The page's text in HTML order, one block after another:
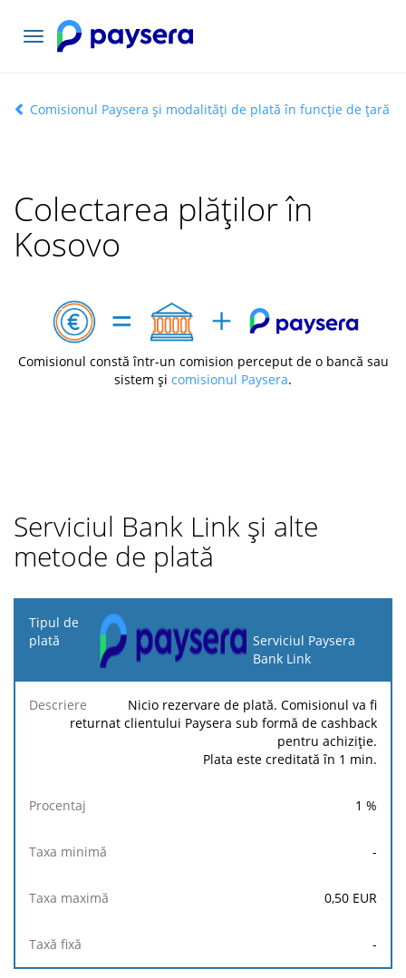
Comutați
navigarea
Comisionul Paysera și modalități de plată în funcție de țară
Colectarea plăților în
Kosovo
Comisionul constă într-un comision perceput de o bancă sau
sistem și comisionul Paysera.
Serviciul Bank Link și alte
metode de plată
Tipul
de
Descriere Procentaj
Taxa
minimă
Taxa
maximă
Taxă
fixă
Serviciul Paysera
Bank Link
Nicio rezervare de plată. Comisionul va fi
returnat clientului Paysera sub formă de cashback
pentru achiziție.
Plata este creditată în 1 min.
1 %
-
0,50 EUR
-